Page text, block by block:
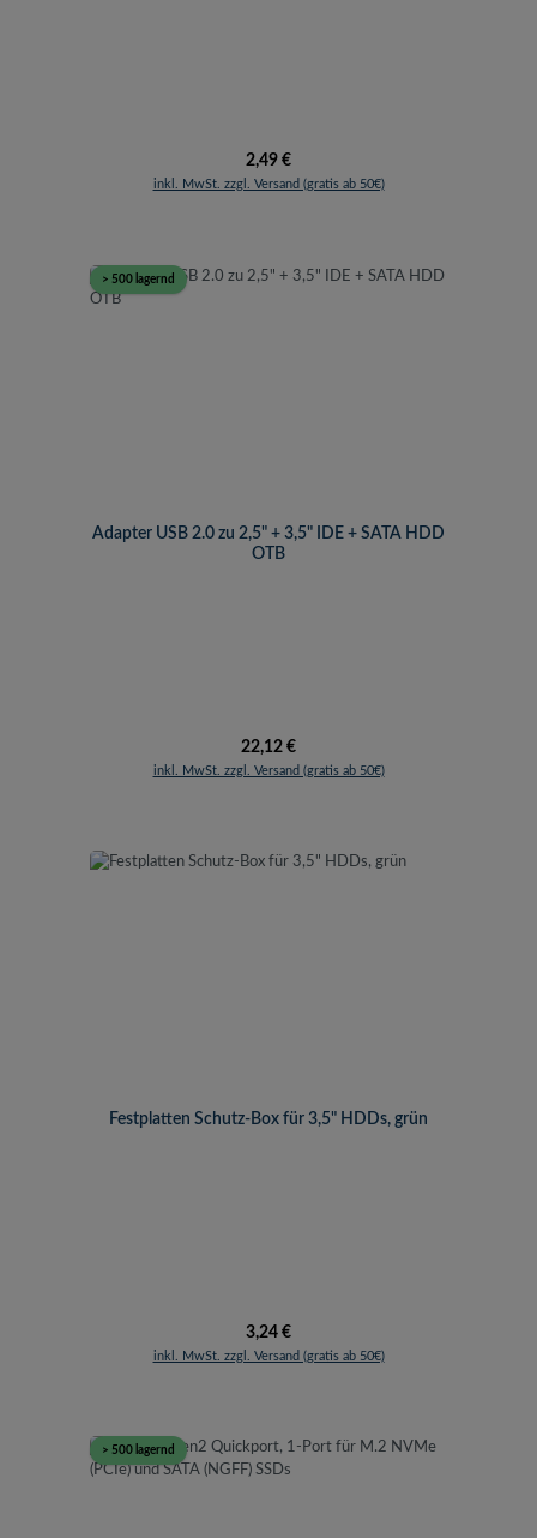
Regulärer Preis:
2,49 €
inkl. MwSt. zzgl. Versand (gratis ab 50€)
> 500 lagernd
Adapter USB 2.0 zu 2,5" + 3,5" IDE + SATA HDD
OTB
Regulärer Preis:
22,12 €
inkl. MwSt. zzgl. Versand (gratis ab 50€)
Festplatten Schutz-Box für 3,5" HDDs, grün
Regulärer Preis:
3,24 €
inkl. MwSt. zzgl. Versand (gratis ab 50€)
> 500 lagernd